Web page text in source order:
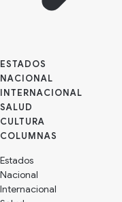
ESTADOS
NACIONAL
INTERNACIONAL
SALUD
CULTURA
Estados
Nacional
Internacional